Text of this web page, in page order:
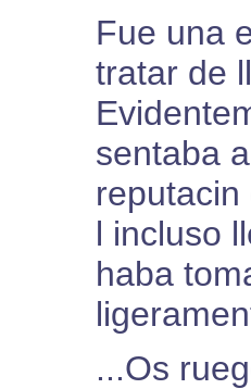
Fue una
tratar de
sentaba
l incluso
haba
...Os